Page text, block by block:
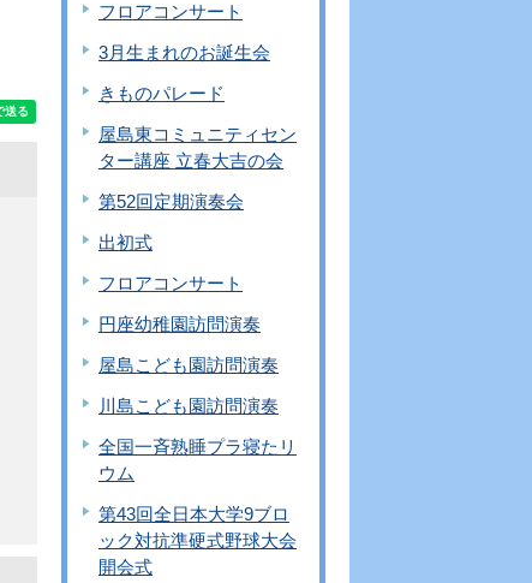
フロアコンサート
3月生まれのお誕生会
きものパレード
屋島東コミュニティセン
ター講座 立春大吉の会
第52回定期演奏会
出初式
フロアコンサート
円座幼稚園訪問演奏
屋島こども園訪問演奏
川島こども園訪問演奏
全国一斉熟睡プラ寝たリ
ウム
第43回全日本大学9ブロ
ック対抗準硬式野球大会
開会式